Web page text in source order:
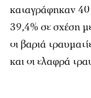
καταγράφηκαν 40
39,4% σε σχέση
οι βαριά
και οι ελαφρά